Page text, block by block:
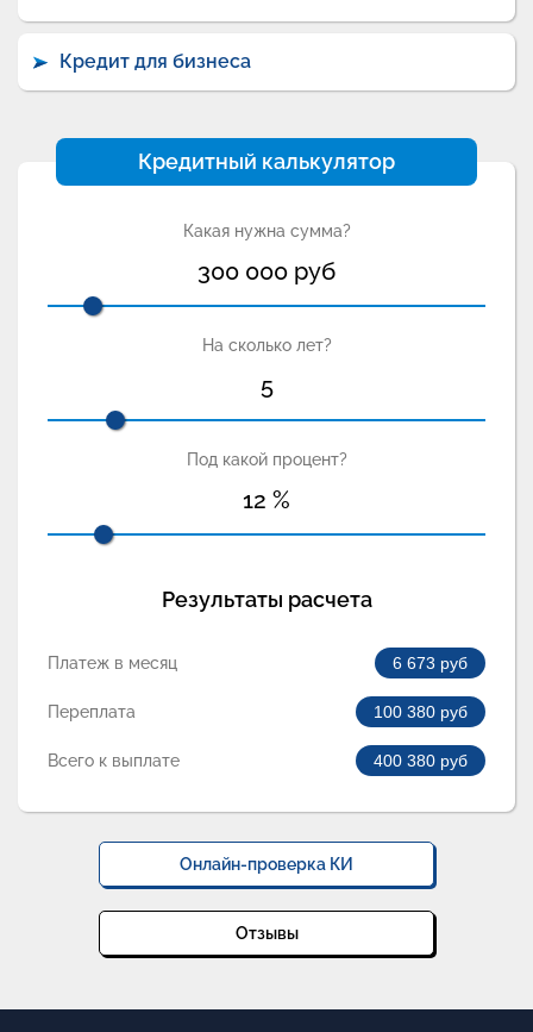
Кредит для бизнеса
Кредитный калькулятор
Какая нужна сумма?
300 000 руб
На сколько лет?
5
Под какой процент?
12 %
Результаты расчета
Платеж в месяц 6 673 руб
Переплата 100 380 руб
Всего к выплате 400 380 руб
Онлайн-проверка КИ
Отзывы